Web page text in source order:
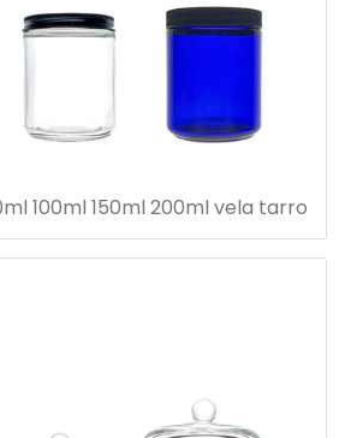
100ml 150ml 200ml vela tarro